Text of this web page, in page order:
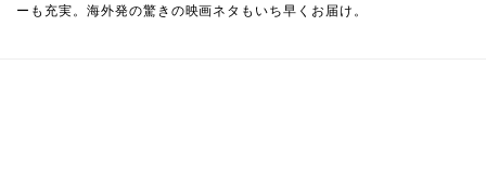
ーも充実。海外発の驚きの映画ネタもいち早くお届け。